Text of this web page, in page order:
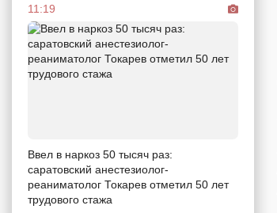
11:19
Ввел в наркоз 50 тысяч раз:
саратовский анестезиолог-
реаниматолог Токарев отметил 50 лет
трудового стажа